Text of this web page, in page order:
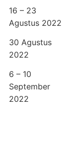
16 – 23
Agustus 2022
30 Agustus
2022
6 – 10
September
2022